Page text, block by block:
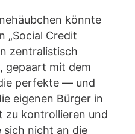
könnte
„Social Credit
zentralistisch
gepaart mit dem
perfekte — und
eigenen Bürger in
zu kontrollieren und
sich nicht an die